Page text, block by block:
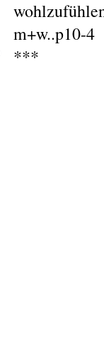
m+w..p10-4
***